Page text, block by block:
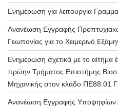
Ενημέρωση για λειτουργία
Ανανέωση Εγγραφής
Γεωπονίας για το Χειμερινό
Ενημέρωση σχετικά με το αίτημα
πρώην Τμήματος Επιστήμης
Μηχανικής στον κλάδο ΠΕ88.01
Ανανέωση Εγγραφής Υποψηφίων